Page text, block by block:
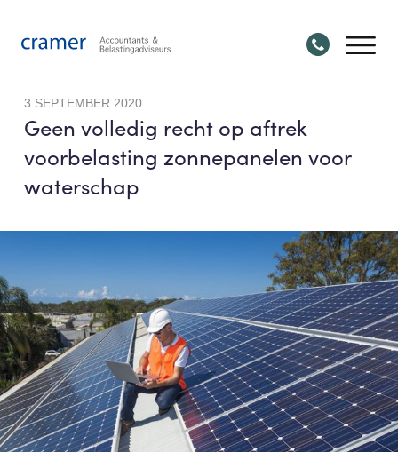
3 SEPTEMBER 2020
Geen volledig recht op aftrek
voorbelasting zonnepanelen voor
waterschap